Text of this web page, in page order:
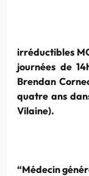
irréductibles
journées de
Brendan
quatre ans
Vilaine).
“Médecin